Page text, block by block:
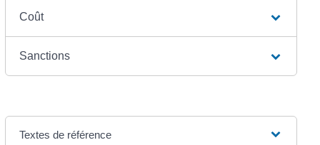
Coût
Sanctions
Textes de référence